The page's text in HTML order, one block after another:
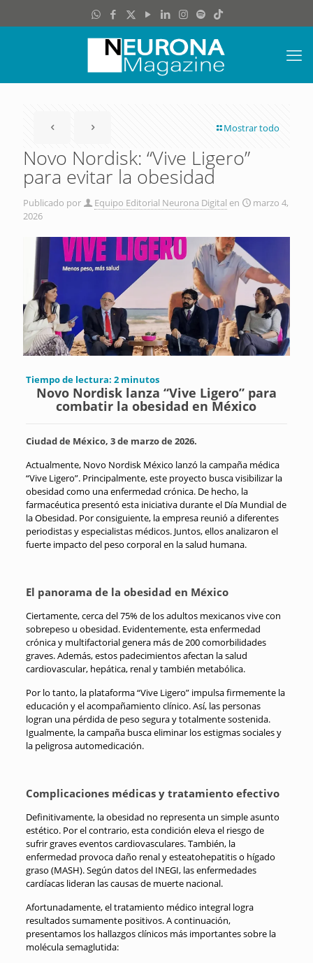
Mostrar todo
Novo Nordisk: “Vive Ligero”
para evitar la obesidad
Publicado por Equipo Editorial Neurona Digital en
marzo 4,
2026
Tiempo de lectura: 2 minutos
Novo Nordisk lanza “Vive Ligero” para
combatir la obesidad en México
Ciudad de México, 3 de marzo de 2026.
Actualmente, Novo Nordisk México lanzó la campaña médica
“Vive Ligero”. Principalmente, este proyecto busca visibilizar la
obesidad como una enfermedad crónica. De hecho, la
farmacéutica presentó esta iniciativa durante el Día Mundial de
la Obesidad. Por consiguiente, la empresa reunió a diferentes
periodistas y especialistas médicos. Juntos, ellos analizaron el
fuerte impacto del peso corporal en la salud humana.
El panorama de la obesidad en México
Ciertamente, cerca del 75% de los adultos mexicanos vive con
sobrepeso u obesidad. Evidentemente, esta enfermedad
crónica y multifactorial genera más de 200 comorbilidades
graves. Además, estos padecimientos afectan la salud
cardiovascular, hepática, renal y también metabólica.
Por lo tanto, la plataforma “Vive Ligero” impulsa firmemente la
educación y el acompañamiento clínico. Así, las personas
logran una pérdida de peso segura y totalmente sostenida.
Igualmente, la campaña busca eliminar los estigmas sociales y
la peligrosa automedicación.
Complicaciones médicas y tratamiento efectivo
Definitivamente, la obesidad no representa un simple asunto
estético. Por el contrario, esta condición eleva el riesgo de
sufrir graves eventos cardiovasculares. También, la
enfermedad provoca daño renal y esteatohepatitis o hígado
graso (MASH). Según datos del INEGI, las enfermedades
cardíacas lideran las causas de muerte nacional.
Afortunadamente, el tratamiento médico integral logra
resultados sumamente positivos. A continuación,
presentamos los hallazgos clínicos más importantes sobre la
molécula semaglutida: